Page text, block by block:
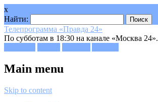
x
Найти:
Телепрограмма «Правда 24»
По субботам в 18:30 на канале «Москва 24».
Main menu
Skip to content